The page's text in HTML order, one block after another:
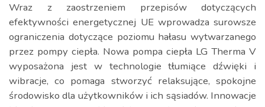
Wraz z zaostrzeniem przepisów dotyczących
efektywności energetycznej UE wprowadza surowsze
ograniczenia dotyczące poziomu hałasu wytwarzanego
przez pompy ciepła. Nowa pompa ciepła LG Therma V
wyposażona jest w technologie tłumiące dźwięki i
wibracje, co pomaga stworzyć relaksujące, spokojne
środowisko dla użytkowników i ich sąsiadów. Innowacje